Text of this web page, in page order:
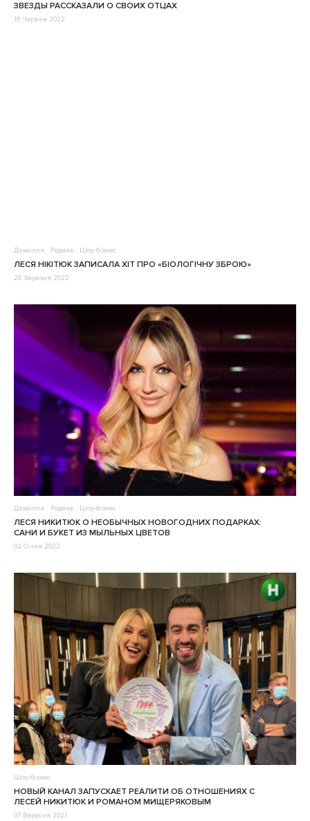
ЗВЕЗДЫ РАССКАЗАЛИ О СВОИХ ОТЦАХ
18 Червня 2022
Дозвілля Родина Шоу-бізнес
ЛЕСЯ НІКІТЮК ЗАПИСАЛА ХІТ ПРО «БІОЛОГІЧНУ ЗБРОЮ»
28 Березня 2022
Дозвілля Родина Шоу-бізнес
ЛЕСЯ НИКИТЮК О НЕОБЫЧНЫХ НОВОГОДНИХ ПОДАРКАХ:
САНИ И БУКЕТ ИЗ МЫЛЬНЫХ ЦВЕТОВ
02 Січня 2022
Шоу-бізнес
НОВЫЙ КАНАЛ ЗАПУСКАЕТ РЕАЛИТИ ОБ ОТНОШЕНИЯХ С
ЛЕСЕЙ НИКИТЮК И РОМАНОМ МИЩЕРЯКОВЫМ
07 Вересня 2021